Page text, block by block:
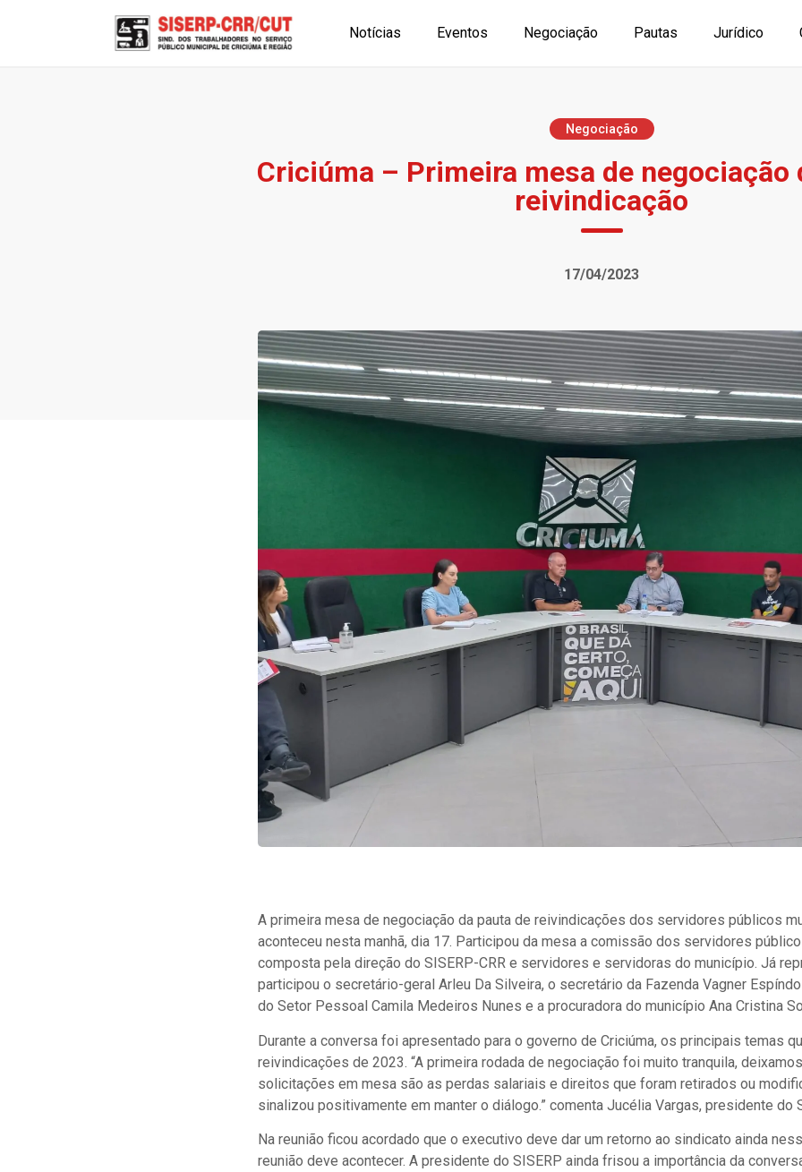
Notícias Eventos Negociação Pautas Jurídico
Negociação
Criciúma – Primeira mesa de negociação
reivindicação
17/04/2023
A primeira mesa de negociação da pauta de reivindicações dos servidores públicos
aconteceu nesta manhã, dia 17. Participou da mesa a comissão dos servidores
composta pela direção do SISERP-CRR e servidores e servidoras do município. Já
participou o secretário-geral Arleu Da Silveira, o secretário da Fazenda Vagner
do Setor Pessoal Camila Medeiros Nunes e a procuradora do município Ana Cristina
Durante a conversa foi apresentado para o governo de Criciúma, os principais temas
reivindicações de 2023. “A primeira rodada de negociação foi muito tranquila,
solicitações em mesa são as perdas salariais e direitos que foram retirados ou
sinalizou positivamente em manter o diálogo.” comenta Jucélia Vargas, presidente do
Na reunião ficou acordado que o executivo deve dar um retorno ao sindicato ainda
reunião deve acontecer. A presidente do SISERP ainda frisou a importância da